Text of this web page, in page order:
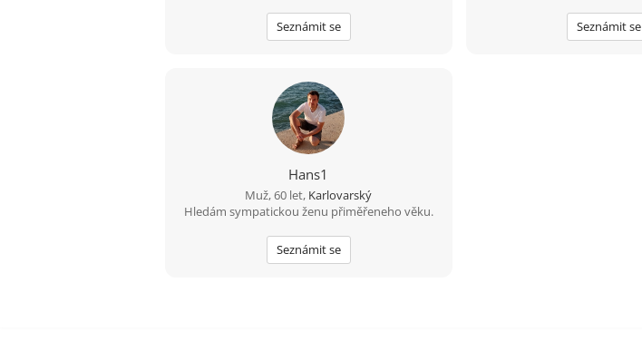
Seznámit se Seznámit se
Hans1
Muž, 60 let, Karlovarský
Hledám sympatickou ženu přiměřeneho věku.
Seznámit se